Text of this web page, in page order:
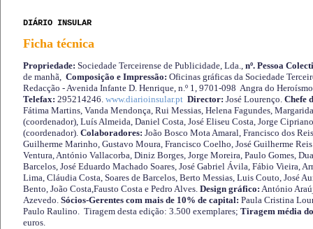
DIÁRIO INSULAR
Ficha técnica
Propriedade: Sociedade Terceirense de Publicidade, Lda., nº. Pessoa
de manhã, Composição e Impressão: Oficinas gráficas da Sociedade
Redacção - Avenida Infante D. Henrique, n.º 1, 9701-098 Angra do
Telefax: 295214246. www.diarioinsular.pt Director: José Lourenço. Chefe
Fátima Martins, Vanda Mendonça, Rui Messias, Helena Fagundes,
(coordenador), Luís Almeida, Daniel Costa, José Eliseu Costa, Jorge
(coordenador). Colaboradores: João Bosco Mota Amaral, Francisco dos
Guilherme Marinho, Gustavo Moura, Francisco Coelho, José Guilherme
Ventura, António Vallacorba, Diniz Borges, Jorge Moreira, Paulo Gomes,
Barcelos, José Eduardo Machado Soares, José Gabriel Ávila, Fábio Vieira,
Lima, Cláudia Costa, Soares de Barcelos, Berto Messias, Luis Couto, José
Bento, João Costa,Fausto Costa e Pedro Alves. Design gráfico: António
Azevedo. Sócios-Gerentes com mais de 10% de capital: Paula Cristina
Paulo Raulino. Tiragem desta edição: 3.500 exemplares; Tiragem média
euros.